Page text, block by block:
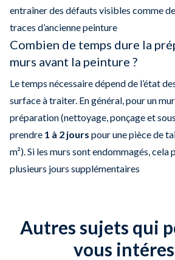
entraîner des défauts visibles comme
traces d’ancienne peinture
Combien de temps dure la
murs avant la peinture ?
Le temps nécessaire dépend de l’état
surface à traiter. En général, pour un
préparation (nettoyage, ponçage et
prendre 1 à 2 jours pour une pièce de
m²). Si les murs sont endommagés, cela
plusieurs jours supplémentaires​
Autres sujets qui
vous